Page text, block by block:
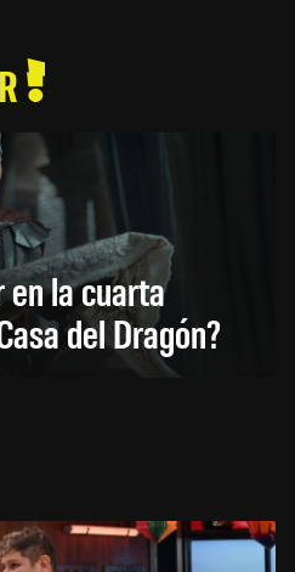
en la cuarta
del Dragón?